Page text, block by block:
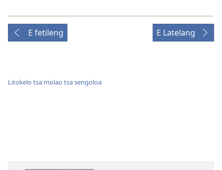
E fetileng E Latelang
Litokelo tsa molao tsa sengoloa